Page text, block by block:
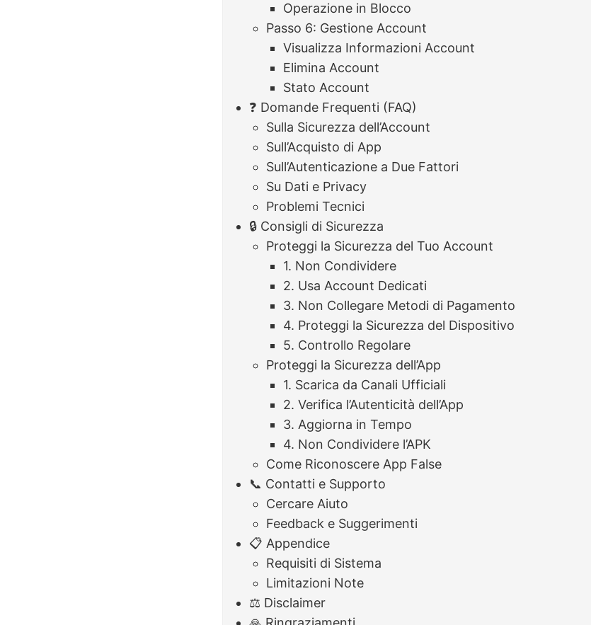
Operazione in Blocco
Passo 6: Gestione Account
Visualizza Informazioni Account
Elimina Account
Stato Account
❓ Domande Frequenti (FAQ)
Sulla Sicurezza dell’Account
Sull’Acquisto di App
Sull’Autenticazione a Due Fattori
Su Dati e Privacy
Problemi Tecnici
🔒 Consigli di Sicurezza
Proteggi la Sicurezza del Tuo Account
1. Non Condividere
2. Usa Account Dedicati
3. Non Collegare Metodi di Pagamento
4. Proteggi la Sicurezza del Dispositivo
5. Controllo Regolare
Proteggi la Sicurezza dell’App
1. Scarica da Canali Ufficiali
2. Verifica l’Autenticità dell’App
3. Aggiorna in Tempo
4. Non Condividere l’APK
Come Riconoscere App False
📞 Contatti e Supporto
Cercare Aiuto
Feedback e Suggerimenti
📋 Appendice
Requisiti di Sistema
Limitazioni Note
⚖️ Disclaimer